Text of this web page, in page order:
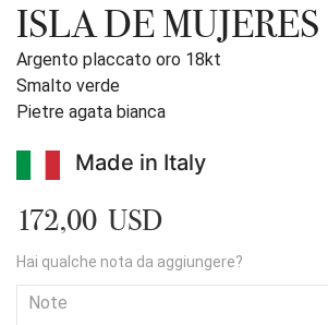
ISLA DE MUJERES
Argento placcato oro 18kt
Smalto verde
Pietre agata bianca
Made in Italy
172,00 USD
Hai qualche nota da aggiungere?